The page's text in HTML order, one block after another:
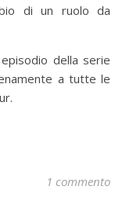
di un ruolo da
episodio della serie
a tutte le
1 commento